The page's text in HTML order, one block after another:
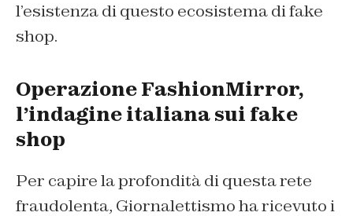
l’esistenza di questo ecosistema di fake
shop.
Operazione FashionMirror,
l’indagine italiana sui fake
shop
Per capire la profondità di questa rete
fraudolenta, Giornalettismo ha ricevuto i